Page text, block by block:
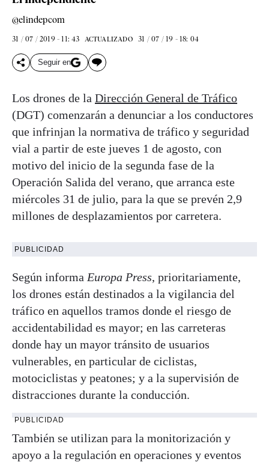
@elindepcom
31 / 07 / 2019 - 11: 43 ACTUALIZADO 31 / 07 / 19 - 18: 04
Seguir en
Los drones de la Dirección General de Tráfico
(DGT) comenzarán a denunciar a los conductores
que infrinjan la normativa de tráfico y seguridad
vial a partir de este jueves 1 de agosto, con
motivo del inicio de la segunda fase de la
Operación Salida del verano, que arranca este
miércoles 31 de julio, para la que se prevén 2,9
millones de desplazamientos por carretera.
PUBLICIDAD
Según informa Europa Press, prioritariamente,
los drones están destinados a la vigilancia del
tráfico en aquellos tramos donde el riesgo de
accidentabilidad es mayor; en las carreteras
donde hay un mayor tránsito de usuarios
vulnerables, en particular de ciclistas,
motociclistas y peatones; y a la supervisión de
distracciones durante la conducción.
PUBLICIDAD
También se utilizan para la monitorización y
apoyo a la regulación en operaciones y eventos